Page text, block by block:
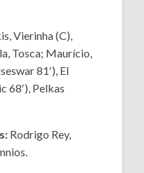
Vierinha (C),
Tosca; Maurício,
81′), El
68′), Pelkas
Rodrigo Rey,